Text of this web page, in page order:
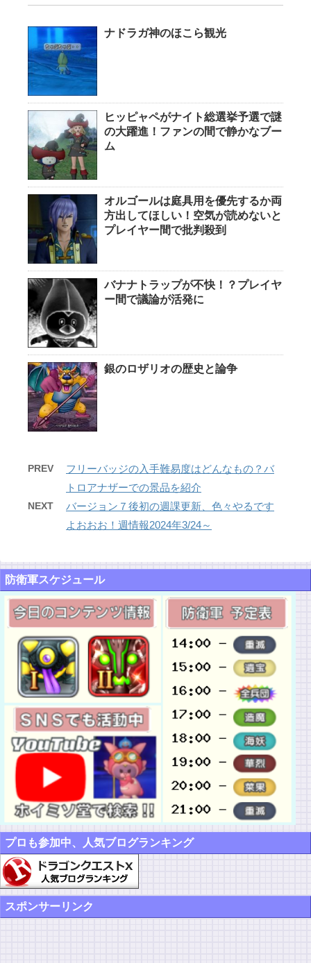
ナドラガ神のほこら観光
ヒッピャペがナイト総選挙予選で謎
の大躍進！ファンの間で静かなブー
ム
オルゴールは庭具用を優先するか両
方出してほしい！空気が読めないと
プレイヤー間で批判殺到
バナナトラップが不快！？プレイヤ
ー間で議論が活発に
銀のロザリオの歴史と論争
PREV
フリーバッジの入手難易度はどんなもの？バ
トロアナザーでの景品を紹介
NEXT
バージョン７後初の週課更新、色々やるです
よおおお！週情報2024年3/24～
防衛軍スケジュール
プロも参加中、人気ブログランキング
スポンサーリンク